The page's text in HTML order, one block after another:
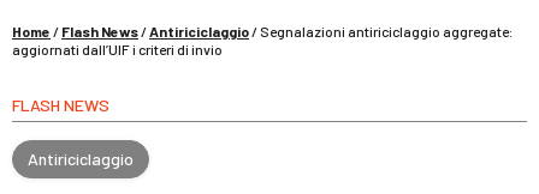
Home / Flash News/Antiriciclaggio/ Segnalazioni antiriciclaggio aggregate:
aggiornati dall’UIF i criteri di invio
FLASH NEWS
Antiriciclaggio